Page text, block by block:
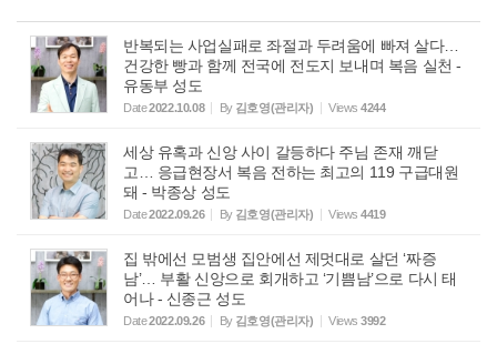
반복되는 사업실패로 좌절과 두려움에 빠져 살다…
건강한 빵과 함께 전국에 전도지 보내며 복음 실천 -
유동부 성도
Date2022.10.08 By 김호영(관리자) Views 4244
세상 유혹과 신앙 사이 갈등하다 주님 존재 깨닫
고… 응급현장서 복음 전하는 최고의 119 구급대원
돼 - 박종상 성도
Date2022.09.26 By 김호영(관리자) Views 4419
집 밖에선 모범생 집안에선 제멋대로 살던 ‘짜증
남’… 부활 신앙으로 회개하고 ‘기쁨남’으로 다시 태
어나 - 신종근 성도
Date2022.09.26 By 김호영(관리자) Views 3992